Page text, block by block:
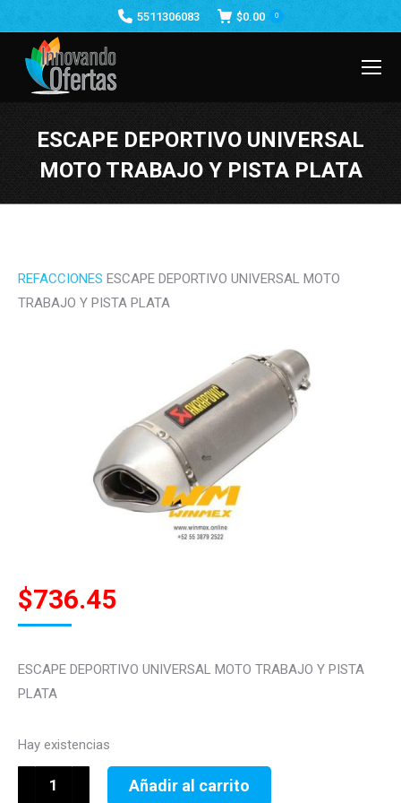
5511306083 $0.00 0
ESCAPE DEPORTIVO UNIVERSAL
MOTO TRABAJO Y PISTA PLATA
REFACCIONES ESCAPE DEPORTIVO UNIVERSAL MOTO
TRABAJO Y PISTA PLATA
$736.45
ESCAPE DEPORTIVO UNIVERSAL MOTO TRABAJO Y PISTA
PLATA
Hay existencias
ESCAPE
Añadir al carrito